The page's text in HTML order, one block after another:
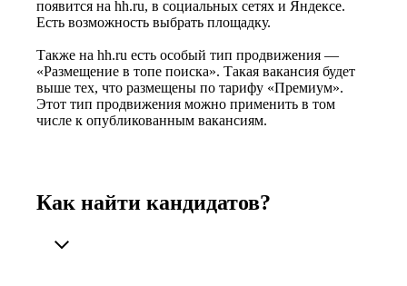
появится на hh.ru, в социальных сетях и Яндексе.
Есть возможность выбрать площадку.
Также на hh.ru есть особый тип продвижения —
«Размещение в топе поиска». Такая вакансия будет
выше тех, что размещены по тарифу «Премиум».
Этот тип продвижения можно применить в том
числе к опубликованным вакансиям.
Как найти кандидатов?